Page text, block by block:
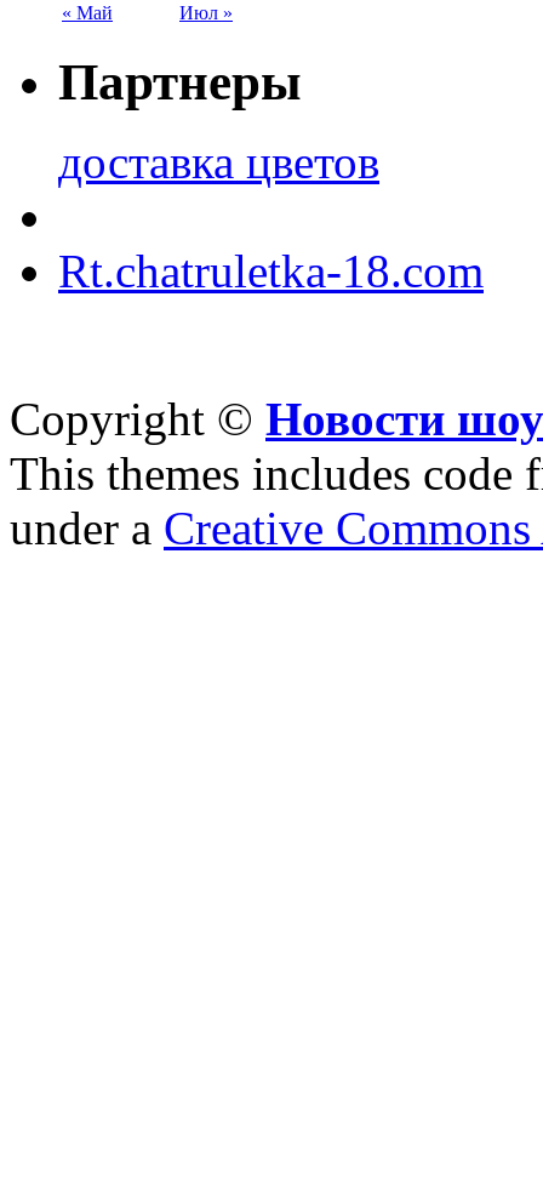
« Май Июл »
Партнеры
доставка цветов
Rt.chatruletka-18.com
Copyright © Новости
This themes includes code
under a Creative